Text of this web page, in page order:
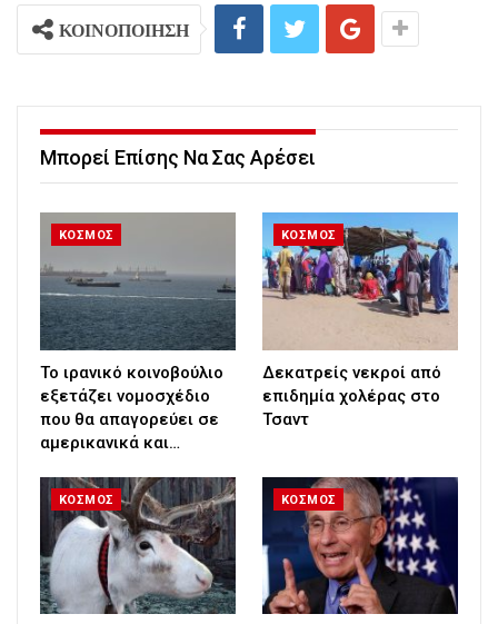
ΚΟΙΝΟΠΟΙΗΣΗ
Μπορεί Επίσης Να Σας Αρέσει
ΚΟΣΜΟΣ
Το ιρανικό κοινοβούλιο
εξετάζει νομοσχέδιο
που θα απαγορεύει σε
αμερικανικά και…
ΚΟΣΜΟΣ
Δεκατρείς νεκροί από
επιδημία χολέρας στο
Τσαντ
ΚΟΣΜΟΣ ΚΟΣΜΟΣ